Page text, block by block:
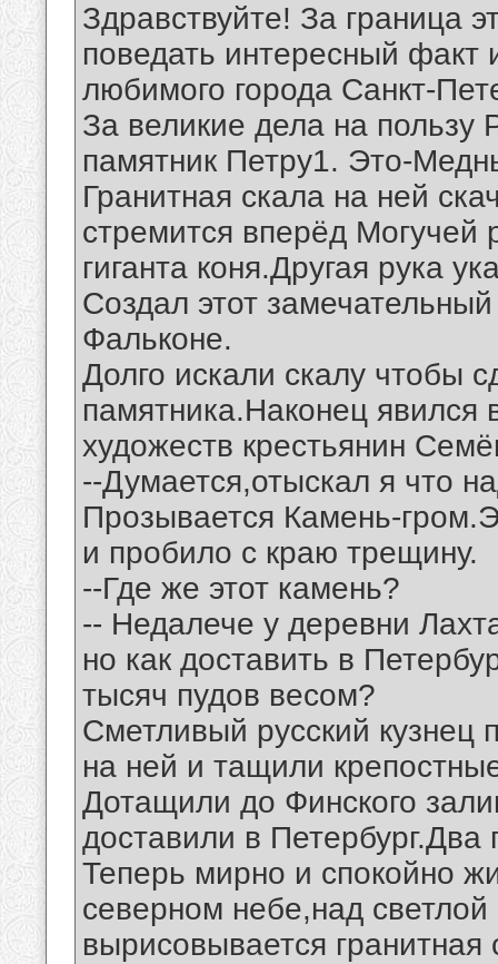
Здравствуйте! За граница
поведать интересный факт
любимого города Санкт-
За великие дела на пользу
памятник Петру1. Это-
Гранитная скала на ней
стремится вперёд Могучей
гиганта коня.Другая рука
Создал этот
Фальконе.
Долго искали скалу чтобы
памятника.Наконец
художеств крестьянин
--Думается,отыскал я что
Прозывается Камень-
и пробило с краю трещину.
--Где же этот камень?
-- Недалече у деревни
но как доставить в
тысяч пудов весом?
Сметливый русский
на ней и тащили
Дотащили до Финского
доставили в Петербург.Два
Теперь мирно и спокойно
северном небе,над
вырисовывается гранитная